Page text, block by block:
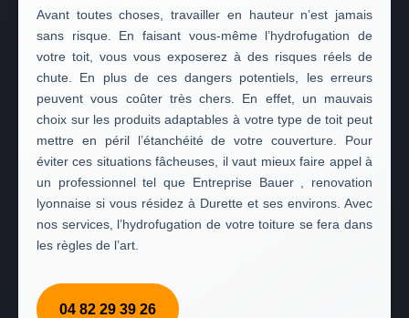
Avant toutes choses, travailler en hauteur n’est jamais
sans risque. En faisant vous-même l’hydrofugation de
votre toit, vous vous exposerez à des risques réels de
chute. En plus de ces dangers potentiels, les erreurs
peuvent vous coûter très chers. En effet, un mauvais
choix sur les produits adaptables à votre type de toit peut
mettre en péril l’étanchéité de votre couverture. Pour
éviter ces situations fâcheuses, il vaut mieux faire appel à
un professionnel tel que Entreprise Bauer , renovation
lyonnaise si vous résidez à Durette et ses environs. Avec
nos services, l’hydrofugation de votre toiture se fera dans
les règles de l’art.
04 82 29 39 26